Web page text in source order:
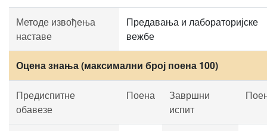
Методе извођења
наставе
Предавања и лабораторијске
вежбе
Оцена знања (максимални број поена 100)
Предиспитне
обавезе
Поена
Завршни
испит